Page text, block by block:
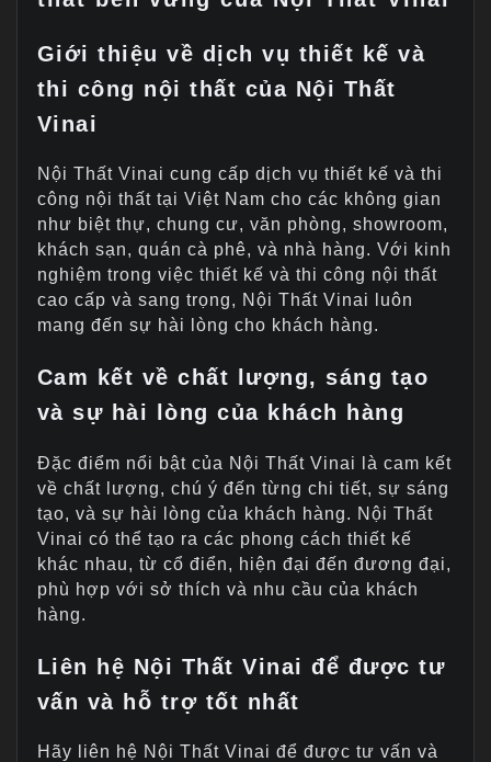
Giới thiệu về dịch vụ thiết kế và
thi công nội thất của Nội Thất
Vinai
Nội Thất Vinai cung cấp dịch vụ thiết kế và thi
công nội thất tại Việt Nam cho các không gian
như biệt thự, chung cư, văn phòng, showroom,
khách sạn, quán cà phê, và nhà hàng. Với kinh
nghiệm trong việc thiết kế và thi công nội thất
cao cấp và sang trọng, Nội Thất Vinai luôn
mang đến sự hài lòng cho khách hàng.
Cam kết về chất lượng, sáng tạo
và sự hài lòng của khách hàng
Đặc điểm nổi bật của Nội Thất Vinai là cam kết
về chất lượng, chú ý đến từng chi tiết, sự sáng
tạo, và sự hài lòng của khách hàng. Nội Thất
Vinai có thể tạo ra các phong cách thiết kế
khác nhau, từ cổ điển, hiện đại đến đương đại,
phù hợp với sở thích và nhu cầu của khách
hàng.
Liên hệ Nội Thất Vinai để được tư
vấn và hỗ trợ tốt nhất
Hãy liên hệ Nội Thất Vinai để được tư vấn và